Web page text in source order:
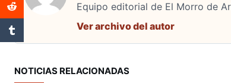
Equipo editorial de El Morro de
Ver archivo del autor
NOTICIAS RELACIONADAS